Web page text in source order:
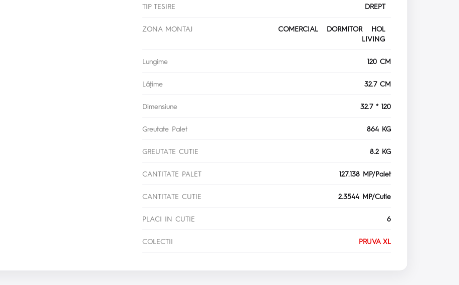
TIP TESIRE DREPT
ZONA MONTAJ
COMERCIAL DORMITOR HOL
LIVING
Lungime 120 CM
Lăţime 32.7 CM
Dimensiune 32.7 * 120
Greutate Palet 864 KG
GREUTATE CUTIE 8.2 KG
CANTITATE PALET 127.138 MP/Palet
CANTITATE CUTIE 2.3544 MP/Cutie
PLACI IN CUTIE 6
COLECTII PRUVA XL